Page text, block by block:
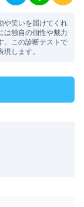
や笑いを届けてくれ
は独自の個性や魅力
。この診断テストで
します。